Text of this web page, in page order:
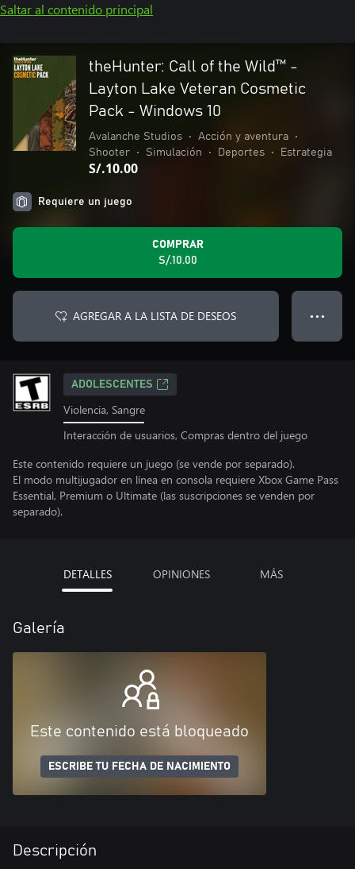
Saltar al contenido principal
theHunter: Call of the Wild™ -
Layton Lake Veteran Cosmetic
Pack - Windows 10
Avalanche Studios • Acción y aventura
•
Shooter
• Simulación • Deportes • Estrategia
S/.10.00
Requiere un juego
COMPRAR
S/.10.00
AGREGAR A LA LISTA DE DESEOS ● ● ●
ADOLESCENTES
Violencia, Sangre
Interacción de usuarios, Compras dentro del juego
Este contenido requiere un juego (se vende por separado).
El modo multijugador en línea en consola requiere Xbox Game Pass
Essential, Premium o Ultimate (las suscripciones se venden por
separado).
DETALLES OPINIONES MÁS
Galería
Este contenido está bloqueado
ESCRIBE TU FECHA DE NACIMIENTO
Descripción